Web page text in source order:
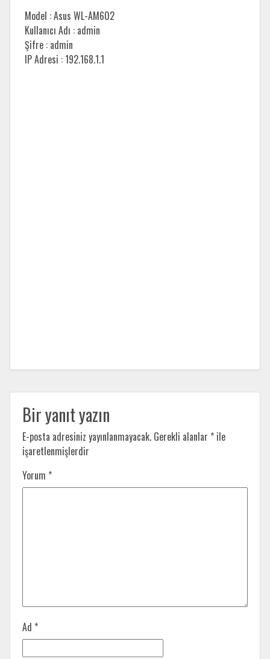
Model : Asus WL-AM602
Kullanıcı Adı : admin
Şifre : admin
IP Adresi : 192.168.1.1
Bir yanıt yazın
E-posta adresiniz yayınlanmayacak. Gerekli alanlar * ile
işaretlenmişlerdir
Yorum *
Ad *